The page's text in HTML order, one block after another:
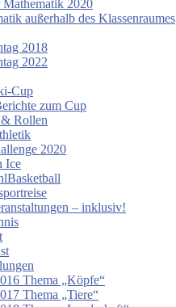
Mathematik 2020
außerhalb des Klassenraumes
2018
2022
Cup
zum Cup
Rollen
2020
Ice
– inklusiv!
Thema „Köpfe“
Thema „Tiere“